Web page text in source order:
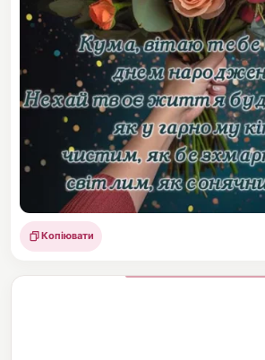
Поділитися
Копіювати